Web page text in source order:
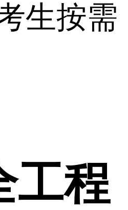
生按需
工程